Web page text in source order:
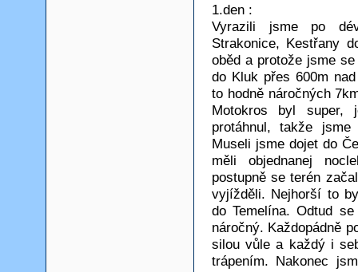
1.den :
Vyrazili jsme po
Strakonice, Kestřany
oběd a protože jsme
do Kluk přes 600m
to hodně náročných
Motokros byl super,
protáhnul, takže
Museli jsme dojet do
měli objednanej
postupně se terén
vyjížděli. Nejhorší to
do Temelína. Odtud
náročný. Každopádně
silou vůle a každý i
trápením. Nakonec